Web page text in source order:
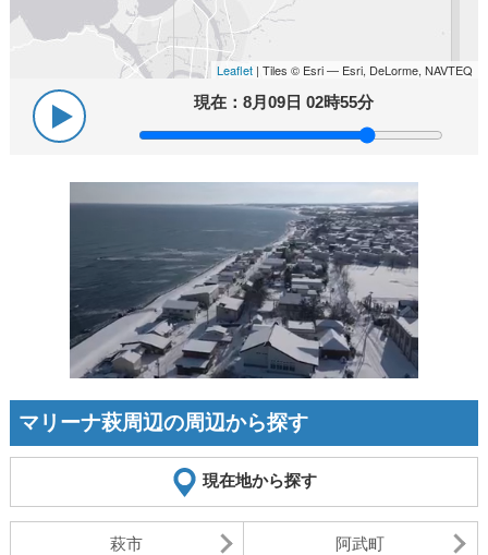
Leaflet | Tiles © Esri — Esri, DeLorme, NAVTEQ
現在：8月09日 02時55分
マリーナ萩周辺の周辺から探す
現在地から探す
萩市 阿武町